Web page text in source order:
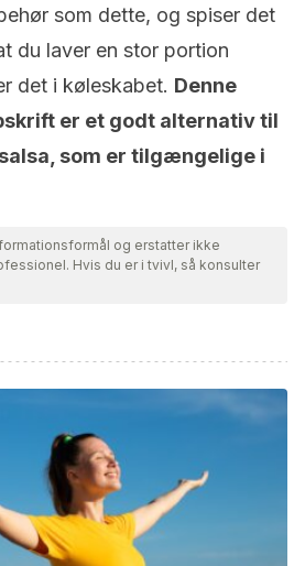
som dette, og spiser det
du laver en stor portion
det i køleskabet. Denne
er et godt alternativ til
som er tilgængelige i
og erstatter ikke
Hvis du er i tvivl, så konsulter